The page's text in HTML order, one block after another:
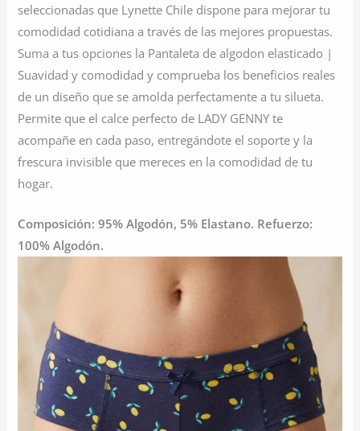
seleccionadas que Lynette Chile dispone para mejorar tu
comodidad cotidiana a través de las mejores propuestas.
Suma a tus opciones la Pantaleta de algodon elasticado |
Suavidad y comodidad y comprueba los beneficios reales
de un diseño que se amolda perfectamente a tu silueta.
Permite que el calce perfecto de LADY GENNY te
acompañe en cada paso, entregándote el soporte y la
frescura invisible que mereces en la comodidad de tu
hogar.
Composición: 95% Algodón, 5% Elastano. Refuerzo:
100% Algodón.